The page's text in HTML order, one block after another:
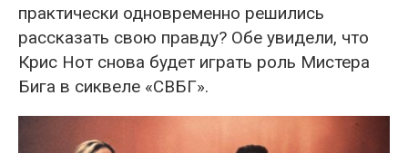
практически одновременно решились
рассказать свою правду? Обе увидели, что
Крис Нот снова будет играть роль Мистера
Бига в сиквеле «СВБГ».